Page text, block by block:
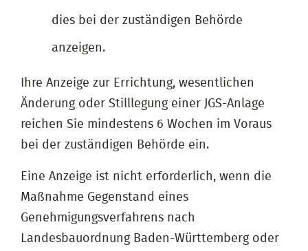
dies bei der zuständigen Behörde
anzeigen.
Ihre Anzeige zur Errichtung, wesentlichen
Änderung oder Stilllegung einer JGS-Anlage
reichen Sie mindestens 6 Wochen im Voraus
bei der zuständigen Behörde ein.
Eine Anzeige ist nicht erforderlich, wenn die
Maßnahme Gegenstand eines
Genehmigungsverfahrens nach
Landesbauordnung Baden-Württemberg oder